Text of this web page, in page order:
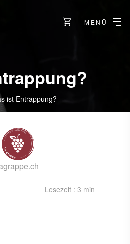
MENÜ
ist Entrappung?
Lesezeit : 3 min